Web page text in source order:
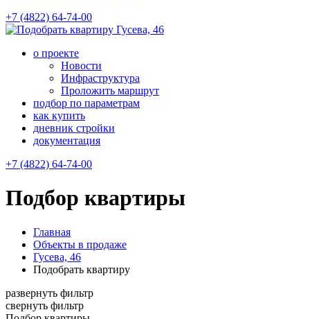
+7 (4822) 64-74-00
Гусева, 46
о проекте
Новости
Инфраструктура
Проложить маршрут
подбор по параметрам
как купить
дневник стройки
документация
+7 (4822) 64-74-00
Подбор квартиры
Главная
Объекты в продаже
Гусева, 46
Подобрать квартиру
развернуть фильтр
свернуть фильтр